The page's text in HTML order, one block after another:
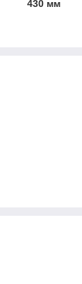
430 мм